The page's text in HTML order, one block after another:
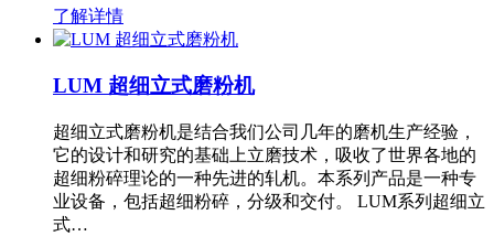
了解详情
LUM 超细立式磨粉机
超细立式磨粉机是结合我们公司几年的磨机生产经验，
它的设计和研究的基础上立磨技术，吸收了世界各地的
超细粉碎理论的一种先进的轧机。本系列产品是一种专
业设备，包括超细粉碎，分级和交付。 LUM系列超细立
式…